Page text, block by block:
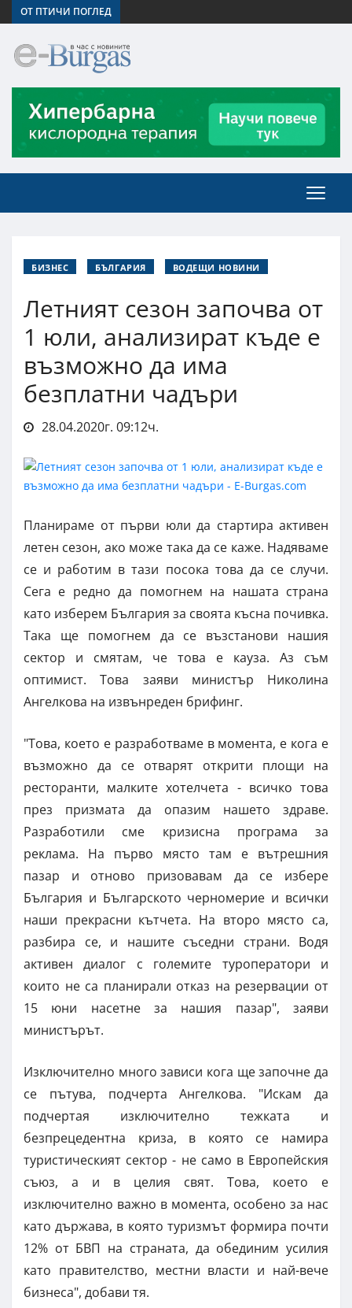
ОТ ПТИЧИ ПОГЛЕД
БИЗНЕС БЪЛГАРИЯ ВОДЕЩИ НОВИНИ
Летният сезон започва от
1 юли, анализират къде е
възможно да има
безплатни чадъри
28.04.2020г. 09:12ч.
Планираме от първи юли да стартира активен
летен сезон, ако може така да се каже. Надяваме
се и работим в тази посока това да се случи.
Сега е редно да помогнем на нашата страна
като изберем България за своята късна почивка.
Така ще помогнем да се възстанови нашия
сектор и смятам, че това е кауза. Аз съм
оптимист. Това заяви министър Николина
Ангелкова на извънреден брифинг.
"Това, което е разработваме в момента, е кога е
възможно да се отварят открити площи на
ресторанти, малките хотелчета - всичко това
през призмата да опазим нашето здраве.
Разработили сме кризисна програма за
реклама. На първо място там е вътрешния
пазар и отново призовавам да се избере
България и Българското черномерие и всички
наши прекрасни кътчета. На второ място са,
разбира се, и нашите съседни страни. Водя
активен диалог с големите туроператори и
които не са планирали отказ на резервации от
15 юни насетне за нашия пазар", заяви
министърът.
Изключително много зависи кога ще започне да
се пътува, подчерта Ангелкова. "Искам да
подчертая изключително тежката и
безпрецедентна криза, в която се намира
туристическият сектор - не само в Европейския
съюз, а и в целия свят. Това, което е
изключително важно в момента, особено за нас
като държава, в която туризмът формира почти
12% от БВП на страната, да обединим усилия
като правителство, местни власти и най-вече
бизнеса", добави тя.